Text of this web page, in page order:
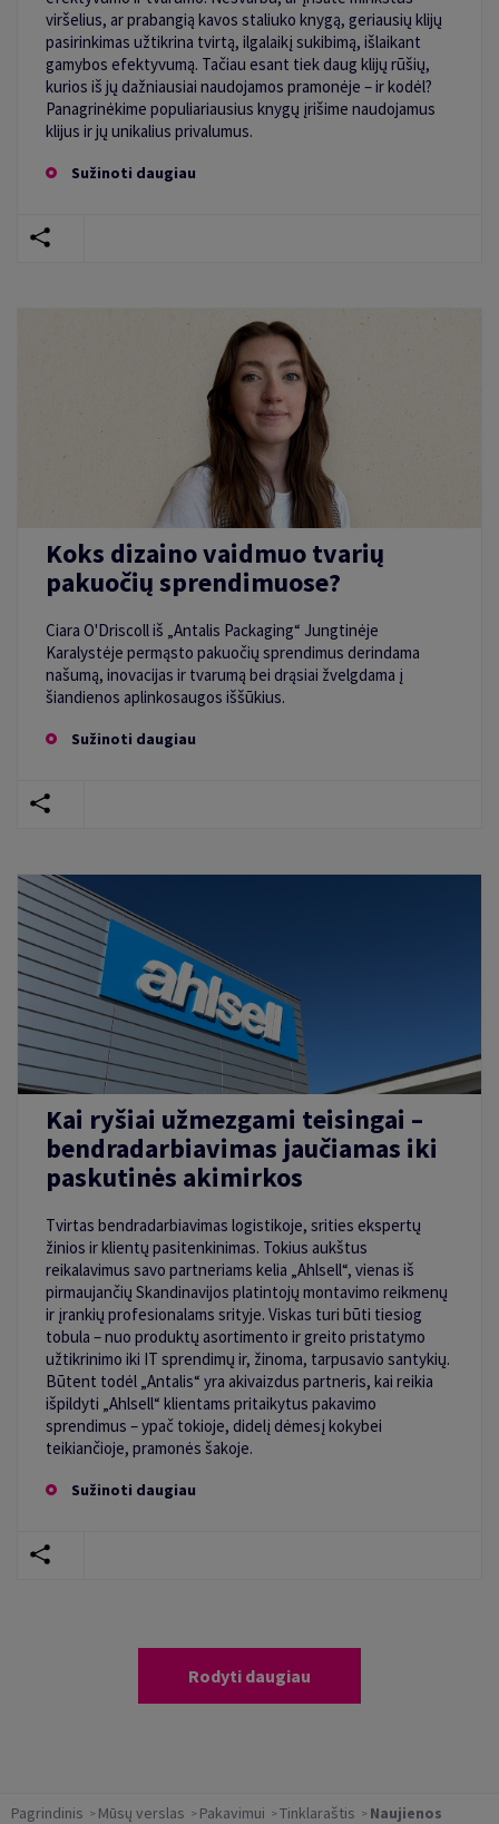
viršelius, ar prabangią kavos staliuko knygą, geriausių klijų
pasirinkimas užtikrina tvirtą, ilgalaikį sukibimą, išlaikant
gamybos efektyvumą. Tačiau esant tiek daug klijų rūšių,
kurios iš jų dažniausiai naudojamos pramonėje – ir kodėl?
Panagrinėkime populiariausius knygų įrišime naudojamus
klijus ir jų unikalius privalumus.
Sužinoti daugiau
Koks dizaino vaidmuo tvarių
pakuočių sprendimuose?
Ciara O'Driscoll iš „Antalis Packaging“ Jungtinėje
Karalystėje permąsto pakuočių sprendimus derindama
našumą, inovacijas ir tvarumą bei drąsiai žvelgdama į
šiandienos aplinkosaugos iššūkius.
Sužinoti daugiau
Kai ryšiai užmezgami teisingai –
bendradarbiavimas jaučiamas iki
paskutinės akimirkos
Tvirtas bendradarbiavimas logistikoje, srities ekspertų
žinios ir klientų pasitenkinimas. Tokius aukštus
reikalavimus savo partneriams kelia „Ahlsell“, vienas iš
pirmaujančių Skandinavijos platintojų montavimo reikmenų
ir įrankių profesionalams srityje. Viskas turi būti tiesiog
tobula – nuo produktų asortimento ir greito pristatymo
užtikrinimo iki IT sprendimų ir, žinoma, tarpusavio santykių.
Būtent todėl „Antalis“ yra akivaizdus partneris, kai reikia
išpildyti „Ahlsell“ klientams pritaikytus pakavimo
sprendimus – ypač tokioje, didelį dėmesį kokybei
teikiančioje, pramonės šakoje.
Sužinoti daugiau
Rodyti daugiau
Pagrindinis Mūsų verslas Pakavimui Tinklaraštis Naujienos